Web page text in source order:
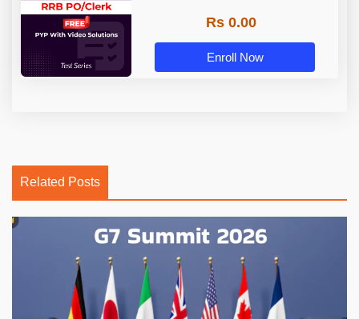
Rs 0.00
Enroll Now
Related Posts